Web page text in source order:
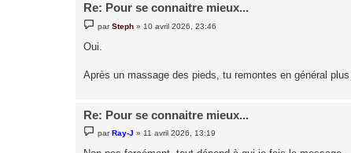
Re: Pour se connaitre mieux...
e
s
s
e
parSteph » 10 avril 2026, 23:46
Oui.
Après un massage des pieds, tu remontes en général
Re: Pour se connaitre mieux...
e
parRay-J » 11 avril 2026, 13:19